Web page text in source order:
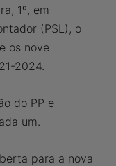
1º, em
(PSL), o
os nove
2024.
do PP e
um.
para a nova